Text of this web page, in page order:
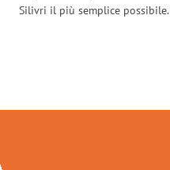
Silivri il più semplice possibile.